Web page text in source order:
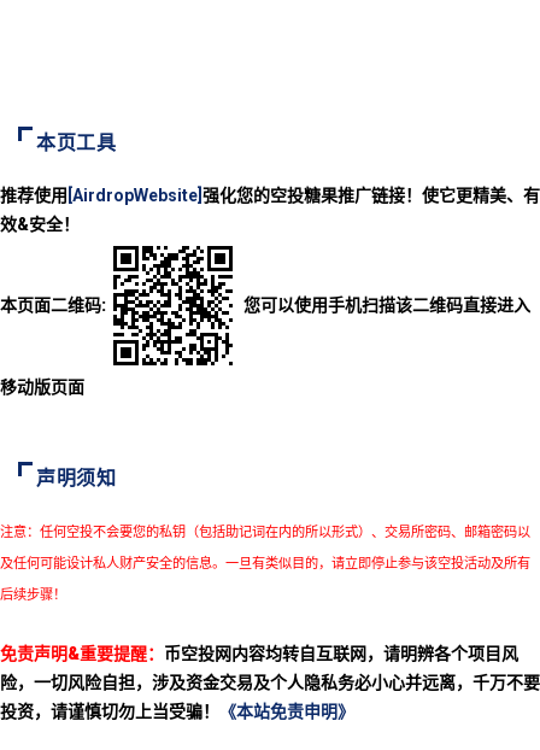
本页工具
推荐使用 [AirdropWebsite] 强化您的空投糖果推广链接！使它更精美、有
效&安全！
本页面二维码: 您可以使用手机扫描该二维码直接进入
移动版页面
声明须知
注意：任何空投不会要您的私钥（包括助记词在内的所以形式）、交易所密码、邮箱密码以
及任何可能设计私人财产安全的信息。一旦有类似目的，请立即停止参与该空投活动及所有
后续步骤！
免责声明&重要提醒： 币空投网内容均转自互联网，请明辨各个项目风
险，一切风险自担，涉及资金交易及个人隐私务必小心并远离，千万不要
投资，请谨慎切勿上当受骗！
《本站免责申明》